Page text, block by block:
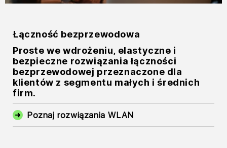
Łączność bezprzewodowa
Proste we wdrożeniu, elastyczne i
bezpieczne rozwiązania łączności
bezprzewodowej przeznaczone dla
klientów z segmentu małych i średnich
firm.
Poznaj rozwiązania WLAN